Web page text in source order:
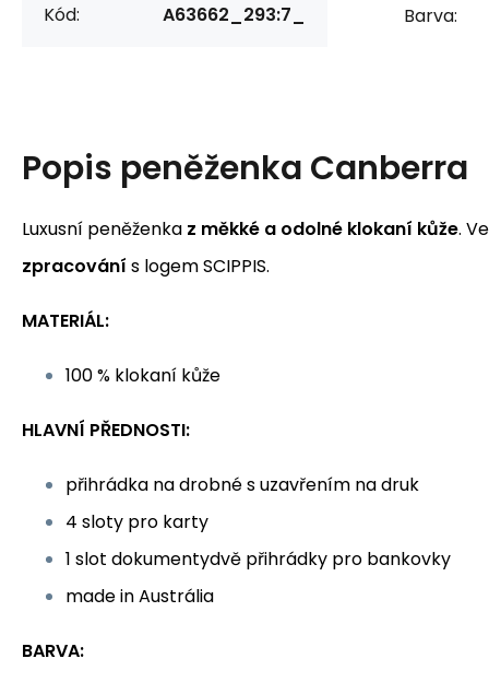
Kód: A63662_293:7_ Barva:
Popis peněženka Canberra
Luxusní peněženka z měkké a odolné klokaní kůže.
zpracování s logem SCIPPIS.
MATERIÁL:
100 % klokaní kůže
HLAVNÍ PŘEDNOSTI:
přihrádka na drobné s uzavřením na druk
4 sloty pro karty
1 slot dokumentydvě přihrádky pro bankovky
made in Austrália
BARVA: